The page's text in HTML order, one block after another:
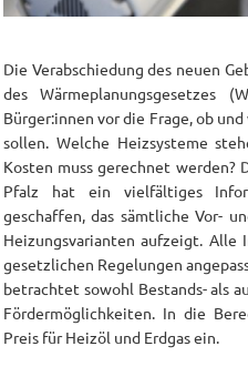
Die Verabschiedung des neuen
des
Bürger:innen vor die Frage, ob
sollen. Welche Heizsysteme
Kosten muss gerechnet werden?
Pfalz hat ein vielfältiges
geschaffen, das sämtliche Vor-
Heizungsvarianten aufzeigt.
gesetzlichen Regelungen
betrachtet sowohl Bestands- als
Fördermöglichkeiten. In die
Preis für Heizöl und Erdgas ein.